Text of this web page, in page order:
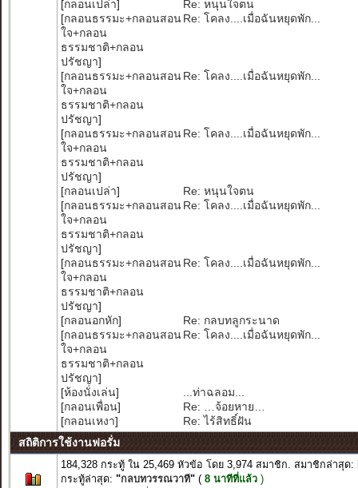
[กลอนเปล่า]
Re: หนุนใจตน
[กลอนธรรมะ+กลอนสอน
ใจ+กลอน
ธรรมชาติ+กลอน
ปรัชญา]
Re: โคลง....เมื่อฉันหยุดพัก...
[กลอนธรรมะ+กลอนสอน
ใจ+กลอน
ธรรมชาติ+กลอน
ปรัชญา]
Re: โคลง....เมื่อฉันหยุดพัก...
[กลอนธรรมะ+กลอนสอน
ใจ+กลอน
ธรรมชาติ+กลอน
ปรัชญา]
Re: โคลง....เมื่อฉันหยุดพัก...
[กลอนเปล่า]
Re: หนุนใจตน
[กลอนธรรมะ+กลอนสอน
ใจ+กลอน
ธรรมชาติ+กลอน
ปรัชญา]
Re: โคลง....เมื่อฉันหยุดพัก...
[กลอนธรรมะ+กลอนสอน
ใจ+กลอน
ธรรมชาติ+กลอน
ปรัชญา]
Re: โคลง....เมื่อฉันหยุดพัก...
[กลอนอกหัก]
Re: กลบทลูกระนาด
[กลอนธรรมะ+กลอนสอน
ใจ+กลอน
ธรรมชาติ+กลอน
ปรัชญา]
Re: โคลง....เมื่อฉันหยุดพัก...
[ห้องนั่งเล่น]
...ท่าฉลอม...
[กลอนเพื่อน]
Re: …จ้อยหาย…
[กลอนเหงา]
Re: ไร้สิทธิ์ฝัน
สถิติการใช้งานฟอรั่ม
184,328 กระทู้ ใน 25,469 หัวข้อ โดย 3,974 สมาชิก. สมาชิกล่าสุด:
กระทู้ล่าสุด: "กลบทวรรณวาที"( 8 นาทีที่แล้ว)